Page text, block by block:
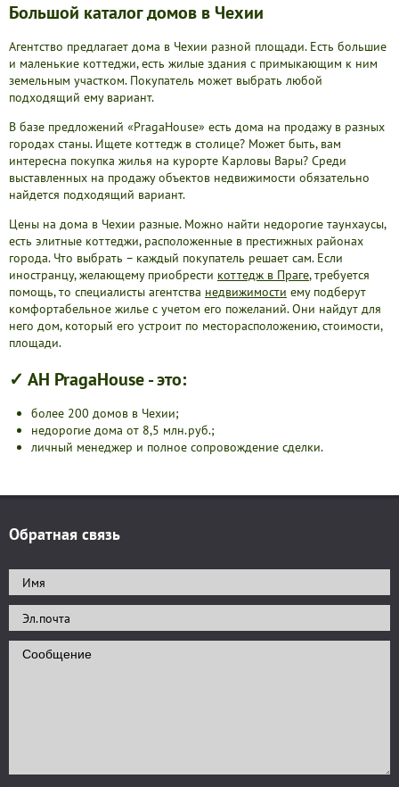
Большой каталог домов в Чехии
Агентство предлагает дома в Чехии разной площади. Есть большие
и маленькие коттеджи, есть жилые здания с примыкающим к ним
земельным участком. Покупатель может выбрать любой
подходящий ему вариант.
В базе предложений «PragaHouse» есть дома на продажу в разных
городах станы. Ищете коттедж в столице? Может быть, вам
интересна покупка жилья на курорте Карловы Вары? Среди
выставленных на продажу объектов недвижимости обязательно
найдется подходящий вариант.
Цены на дома в Чехии разные. Можно найти недорогие таунхаусы,
есть элитные коттеджи, расположенные в престижных районах
города. Что выбрать – каждый покупатель решает сам. Если
иностранцу, желающему приобрести коттедж в Праге, требуется
помощь, то специалисты агентства недвижимости ему подберут
комфортабельное жилье с учетом его пожеланий. Они найдут для
него дом, который его устроит по месторасположению, стоимости,
площади.
✓ АН PragaHouse - это:
более 200 домов в Чехии;
недорогие дома от 8,5 млн.руб.;
личный менеджер и полное сопровождение сделки.
Обратная связь